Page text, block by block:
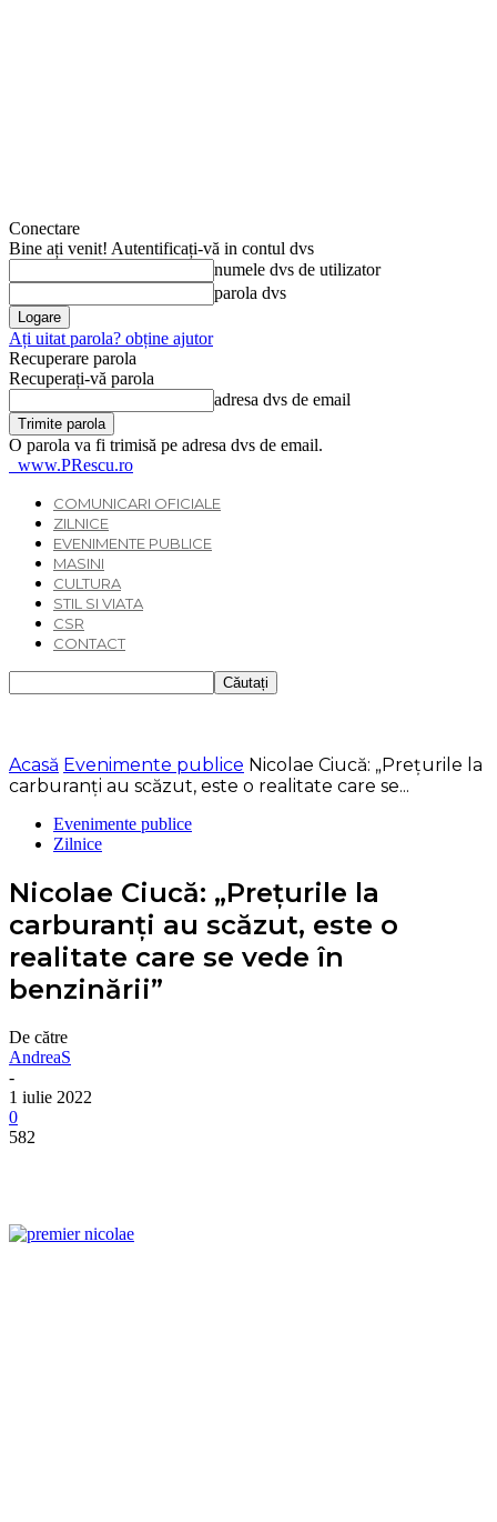
Conectare
Bine ați venit! Autentificați-vă in contul dvs
numele dvs de utilizator
parola dvs
Ați uitat parola? obține ajutor
Recuperare parola
Recuperați-vă parola
adresa dvs de email
O parola va fi trimisă pe adresa dvs de email.
www.PRescu.ro
COMUNICARI OFICIALE
ZILNICE
EVENIMENTE PUBLICE
MASINI
CULTURA
STIL SI VIATA
CSR
CONTACT
Acasă Evenimente publice Nicolae Ciucă: „Prețurile la
carburanți au scăzut, este o realitate care se...
Evenimente publice
Zilnice
Nicolae Ciucă: „Prețurile la
carburanți au scăzut, este o
realitate care se vede în
benzinării”
De către
AndreaS
-
1 iulie 2022
0
582